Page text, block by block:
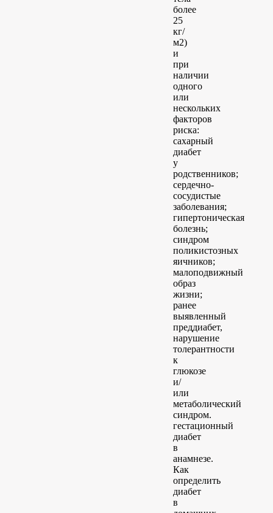
более
25
кг/
м2)
и
при
наличии
одного
или
нескольких
факторов
риска:
сахарный
диабет
у
родственников;
сердечно-
сосудистые
заболевания;
гипертоническая
болезнь;
синдром
поликистозных
яичников;
малоподвижный
образ
жизни;
ранее
выявленный
преддиабет,
нарушение
толерантности
к
глюкозе
и/
или
метаболический
синдром.
гестационный
диабет
в
анамнезе.
Как
определить
диабет
в